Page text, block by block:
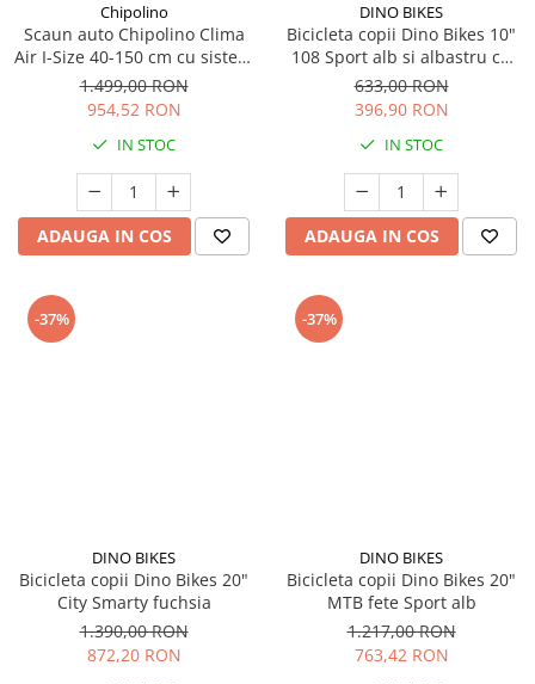
Chipolino
Scaun auto Chipolino Clima
Air I-Size 40-150 cm cu sistem
Isofix si sezut rotativ biscotta
1.499,00 RON
954,52 RON
IN STOC
ADAUGA IN COS
DINO BIKES
Bicicleta copii Dino Bikes 10"
108 Sport alb si albastru cu
frana
633,00 RON
396,90 RON
IN STOC
ADAUGA IN COS
-37%
DINO BIKES
Bicicleta copii Dino Bikes 20"
City Smarty fuchsia
1.390,00 RON
872,20 RON
-37%
DINO BIKES
Bicicleta copii Dino Bikes 20"
MTB fete Sport alb
1.217,00 RON
763,42 RON